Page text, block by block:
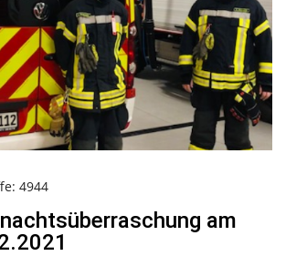
4944
am